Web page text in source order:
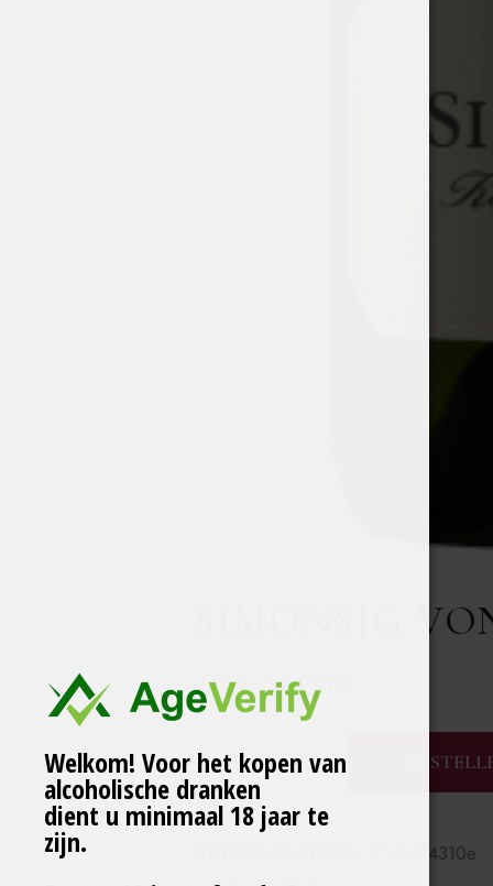
SIMONSIG
€13,90 Excl. BTW
13fe9d84310e
Welkom! Voor het kopen van
alcoholische dranken
dient u minimaal 18 jaar te
zijn.